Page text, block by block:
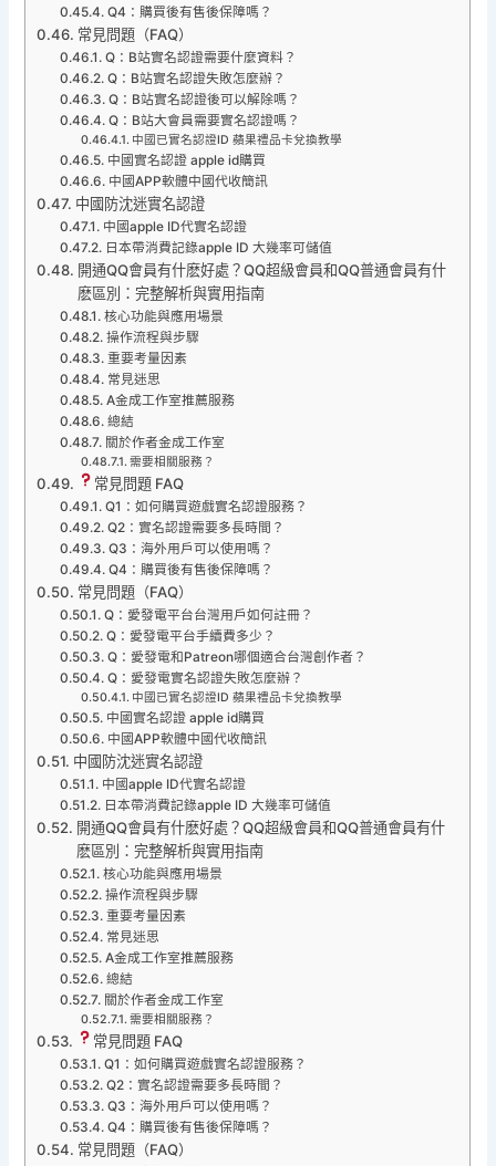
Q4：購買後有售後保障嗎？
常見問題（FAQ）
Q：B站實名認證需要什麼資料？
Q：B站實名認證失敗怎麼辦？
Q：B站實名認證後可以解除嗎？
Q：B站大會員需要實名認證嗎？
中國已實名認證ID 蘋果禮品卡兌換教學
中國實名認證 apple id購買
中國APP軟體中國代收簡訊
中國防沈迷實名認證
中國apple ID代實名認證
日本帶消費記錄apple ID 大幾率可儲值
開通QQ會員有什麽好處？QQ超級會員和QQ普通會員有什
麽區別：完整解析與實用指南
核心功能與應用場景
操作流程與步驟
重要考量因素
常見迷思
A金成工作室推薦服務
總結
關於作者金成工作室
需要相關服務？
常見問題 FAQ
Q1：如何購買遊戲實名認證服務？
Q2：實名認證需要多長時間？
Q3：海外用戶可以使用嗎？
Q4：購買後有售後保障嗎？
常見問題（FAQ）
Q：愛發電平台台灣用戶如何註冊？
Q：愛發電平台手續費多少？
Q：愛發電和Patreon哪個適合台灣創作者？
Q：愛發電實名認證失敗怎麼辦？
中國已實名認證ID 蘋果禮品卡兌換教學
中國實名認證 apple id購買
中國APP軟體中國代收簡訊
中國防沈迷實名認證
中國apple ID代實名認證
日本帶消費記錄apple ID 大幾率可儲值
開通QQ會員有什麽好處？QQ超級會員和QQ普通會員有什
麽區別：完整解析與實用指南
核心功能與應用場景
操作流程與步驟
重要考量因素
常見迷思
A金成工作室推薦服務
總結
關於作者金成工作室
需要相關服務？
常見問題 FAQ
Q1：如何購買遊戲實名認證服務？
Q2：實名認證需要多長時間？
Q3：海外用戶可以使用嗎？
Q4：購買後有售後保障嗎？
常見問題（FAQ）